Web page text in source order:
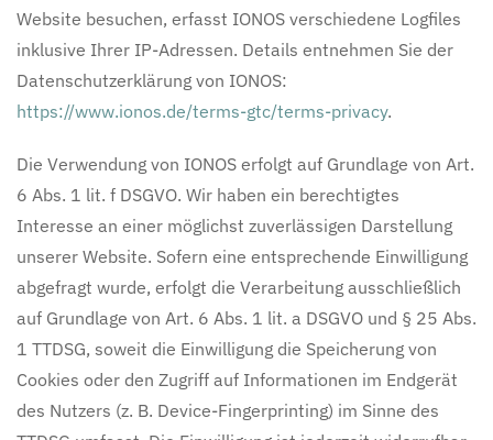
Website besuchen, erfasst IONOS verschiedene Logfiles
inklusive Ihrer IP-Adressen. Details entnehmen Sie der
Datenschutzerklärung von IONOS:
https://www.ionos.de/terms-gtc/terms-privacy.
Die Verwendung von IONOS erfolgt auf Grundlage von Art.
6 Abs. 1 lit. f DSGVO. Wir haben ein berechtigtes
Interesse an einer möglichst zuverlässigen Darstellung
unserer Website. Sofern eine entsprechende Einwilligung
abgefragt wurde, erfolgt die Verarbeitung ausschließlich
auf Grundlage von Art. 6 Abs. 1 lit. a DSGVO und § 25 Abs.
1 TTDSG, soweit die Einwilligung die Speicherung von
Cookies oder den Zugriff auf Informationen im Endgerät
des Nutzers (z. B. Device-Fingerprinting) im Sinne des